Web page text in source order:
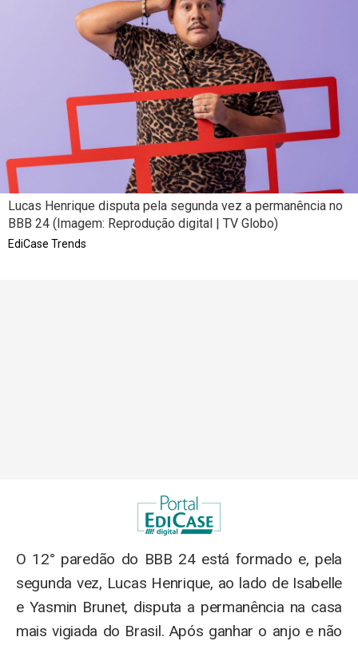
Lucas Henrique disputa pela segunda vez a permanência no
BBB 24 (Imagem: Reprodução digital | TV Globo)
EdiCase Trends
O 12° paredão do BBB 24 está formado e, pela
segunda vez, Lucas Henrique, ao lado de Isabelle
e Yasmin Brunet, disputa a permanência na casa
mais vigiada do Brasil. Após ganhar o anjo e não